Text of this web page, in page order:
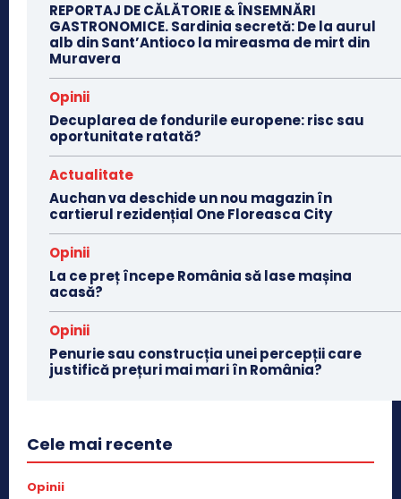
REPORTAJ DE CĂLĂTORIE & ÎNSEMNĂRI
GASTRONOMICE. Sardinia secretă: De la aurul
alb din Sant’Antioco la mireasma de mirt din
Muravera
Opinii
Decuplarea de fondurile europene: risc sau
oportunitate ratată?
Actualitate
Auchan va deschide un nou magazin în
cartierul rezidențial One Floreasca City
Opinii
La ce preț începe România să lase mașina
acasă?
Opinii
Penurie sau construcția unei percepții care
justifică prețuri mai mari în România?
Cele mai recente
Opinii